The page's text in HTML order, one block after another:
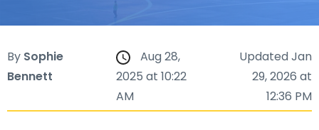
By Sophie
Bennett
Aug 28,
2025 at 10:22
AM
Updated Jan
29, 2026 at
12:36 PM